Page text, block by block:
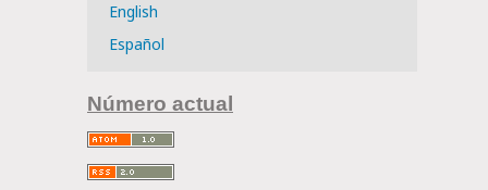
English
Español
Número actual